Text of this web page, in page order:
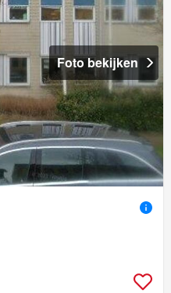
Foto bekijken